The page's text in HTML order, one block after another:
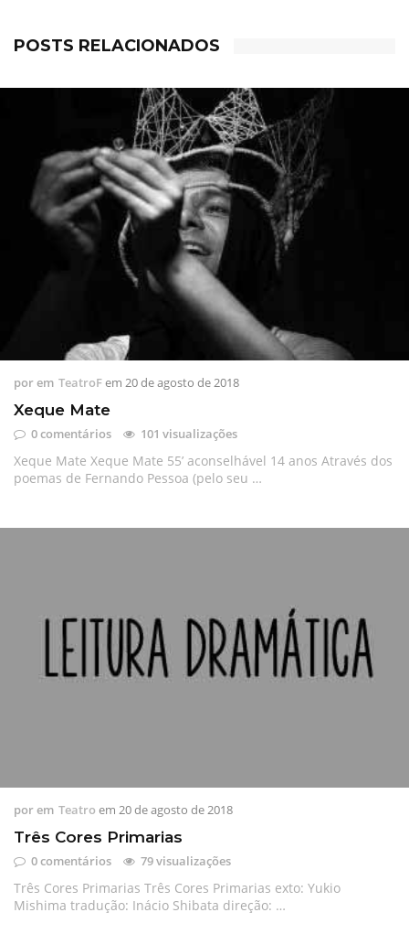
POSTS RELACIONADOS
porem TeatroFem 20 de agosto de 2018
Xeque Mate
0 comentários 101 visualizações
Xeque Mate Xeque Mate 55’ aconselhável 14 anos Através dos
poemas de Fernando Pessoa (pelo seu …
porem Teatro em 20 de agosto de 2018
Três Cores Primarias
0 comentários 79 visualizações
Três Cores Primarias Três Cores Primarias exto: Yukio
Mishima tradução: Inácio Shibata direção: …